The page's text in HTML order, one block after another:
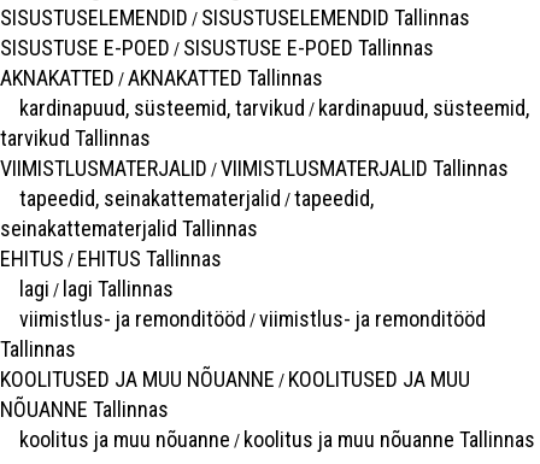
SISUSTUSELEMENDID / SISUSTUSELEMENDID Tallinnas
SISUSTUSE E-POED / SISUSTUSE E-POED Tallinnas
AKNAKATTED /AKNAKATTED Tallinnas
kardinapuud, süsteemid, tarvikud / kardinapuud, süsteemid,
tarvikud Tallinnas
VIIMISTLUSMATERJALID /VIIMISTLUSMATERJALID Tallinnas
tapeedid, seinakattematerjalid /tapeedid,
seinakattematerjalid Tallinnas
EHITUS / EHITUS Tallinnas
lagi / lagi Tallinnas
viimistlus- ja remonditööd /viimistlus- ja remonditööd
Tallinnas
KOOLITUSED JA MUU NÕUANNE / KOOLITUSED JA MUU
NÕUANNE Tallinnas
koolitus ja muu nõuanne / koolitus ja muu nõuanne Tallinnas